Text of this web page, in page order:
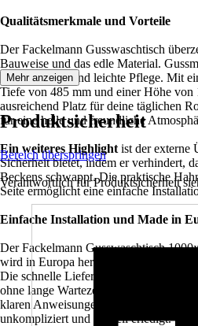
Qualitätsmerkmale und Vorteile
Der Fackelmann Gusswaschtisch
Bauweise und das edle Material.
Langlebigkeit und leichte Pflege. Mit
Tiefe von 485 mm und einer Höhe von
ausreichend Platz für deine täglichen
für eine helle und freundliche
Ein weiteres Highlight ist der externe
Sicherheit bietet, indem er verhindert,
Beckens schwappt. Die praktische
Seite ermöglicht eine einfache
Einfache Installation und Made in
Der Fackelmann Gusswaschtisch
wird in Europa hergestellt und
Die schnelle Lieferzeit garantiert, dass
ohne lange Wartezeiten genießen
klaren Anweisungen und der
unkompliziert und schnell erledigt.
Mehr anzeigen
Produktsicherheit
Bereich überspringen
Verantwortlich für Produktsicherheit